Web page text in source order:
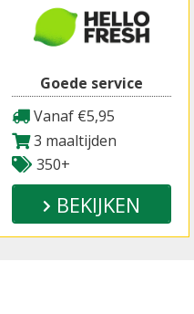
Goede service
Vanaf €5,95
3 maaltijden
350+
BEKIJKEN